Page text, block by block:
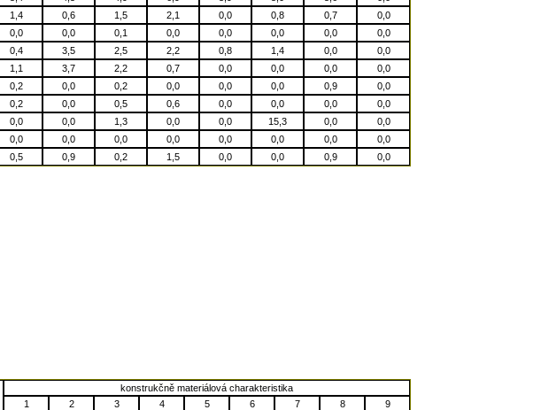
1,4 0,6 1,5 2,1 0,0 0,8 0,7
0,0
0,0 0,0 0,1 0,0 0,0 0,0 0,0
0,0
0,4 3,5 2,5 2,2 0,8 1,4 0,0
0,0
1,1 3,7 2,2 0,7 0,0 0,0 0,0
0,0
0,2 0,0 0,2 0,0 0,0 0,0 0,9
0,0
0,2 0,0 0,5 0,6 0,0 0,0 0,0
0,0
0,0 0,0 1,3 0,0 0,0 15,3 0,0
0,0
0,0 0,0 0,0 0,0 0,0 0,0 0,0
0,0
0,5 0,9 0,2 1,5 0,0 0,0 0,9 0,0
konstrukčně materiálová charakteristika
1
2 3 4 5 6 7 8
9